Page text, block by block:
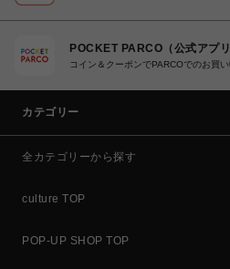
POCKET PARCO（公式アプリ
コイン＆クーポンでPARCOでのお買
カテゴリー
全カテゴリーから探す
culture TOP
POP-UP SHOP TOP